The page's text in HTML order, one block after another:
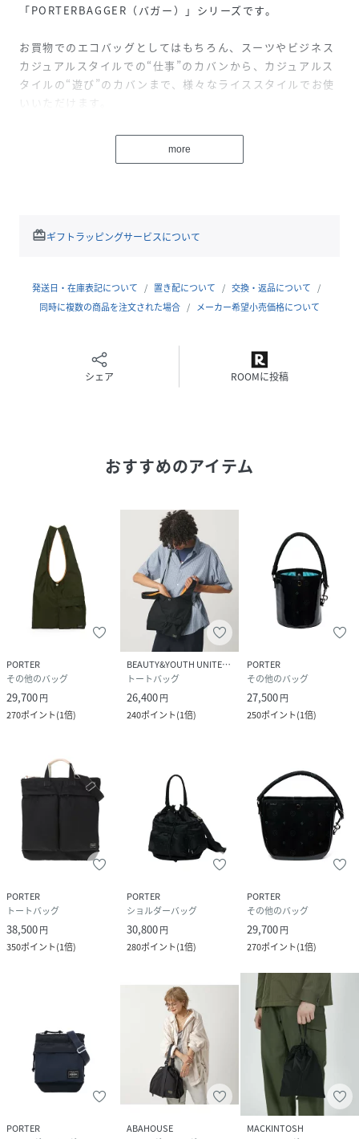
「PORTERBAGGER（バガー）」シリーズです。
お買物でのエコバッグとしてはもちろん、スーツやビジネス
カジュアルスタイルでの“仕事”のカバンから、カジュアルス
タイルの“遊び”のカバンまで、様々なライススタイルでお使
いいただけます。
メイン素材は完全オリジナルで製作した耐久性と伸縮性に優
れた高密度ナイロンオックス生地です。裏面にはシレー加工
ンの中に収納しておくと便利です。また、着脱可能なショル
カラーは、ブラック・オリーブ・ネイビーの3色展開です。
かな荷物や日用品などが入るサイズ感です。
る場合がございます。あらかじめご了承ください。
原産国
素材
表：ナイロンオックス（裏面：シレー加工）
裏：ナイロンタフタ
（裏面：ソフトアクリルコーティング）
その他
品番
RS8338_865
865-15216-17-99 RS8338
more
redeemギフトラッピングサービスについて
発送日・在庫表記について 置き配について
交換・返品について
同時に複数の商品を注文された場合
メーカー希望小売価格について
シェア ROOMに投稿
おすすめのアイテム
PORTER
その他のバッグ
29,700円
270ポイント(1倍)
BEAUTY&YOUTH UNITED ARROWS
トートバッグ
26,400円
240ポイント(1倍)
PORTER
その他のバッグ
27,500円
250ポイント(1倍)
PORTER
トートバッグ
38,500円
350ポイント(1倍)
PORTER
ショルダーバッグ
30,800円
280ポイント(1倍)
PORTER
その他のバッグ
29,700円
270ポイント(1倍)
PORTER
ABAHOUSE
MACKINTOSH